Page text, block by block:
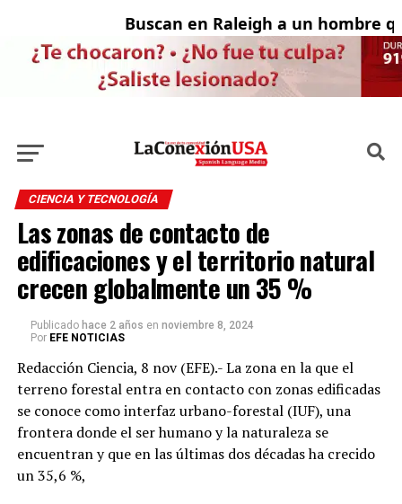
Buscan en Raleigh a un hombre
CIENCIA Y TECNOLOGÍA
Las zonas de contacto de
edificaciones y el territorio natural
crecen globalmente un 35 %
Publicado hace 2 años en noviembre 8, 2024
Por EFE NOTICIAS
Redacción Ciencia, 8 nov (EFE).- La zona en la que el
terreno forestal entra en contacto con zonas edificadas
se conoce como interfaz urbano-forestal (IUF), una
frontera donde el ser humano y la naturaleza se
encuentran y que en las últimas dos décadas ha crecido
un 35,6 %,